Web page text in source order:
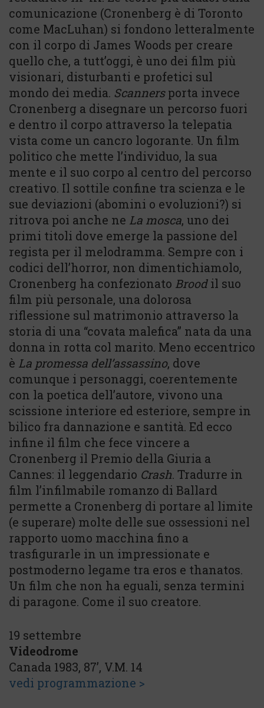
comunicazione (Cronenberg è di Toronto
come MacLuhan) si fondono letteralmente
con il corpo di James Woods per creare
quello che, a tutt’oggi, è uno dei film più
visionari, disturbanti e profetici sul
mondo dei media. Scannersporta invece
Cronenberg a disegnare un percorso fuori
e dentro il corpo attraverso la telepatia
vista come un cancro logorante. Un film
politico che mette l’individuo, la sua
mente e il suo corpo al centro del percorso
creativo. Il sottile confine tra scienza e le
sue deviazioni (abomini o evoluzioni?) si
ritrova poi anche ne La mosca, uno dei
primi titoli dove emerge la passione del
regista per il melodramma. Sempre con i
codici dell’horror, non dimentichiamolo,
Cronenberg ha confezionato Broodil suo
film più personale, una dolorosa
riflessione sul matrimonio attraverso la
storia di una “covata malefica” nata da una
donna in rotta col marito. Meno eccentrico
è La promessa dell’assassino, dove
comunque i personaggi, coerentemente
con la poetica dell’autore, vivono una
scissione interiore ed esteriore, sempre in
bilico fra dannazione e santità. Ed ecco
infine il film che fece vincere a
Cronenberg il Premio della Giuria a
Cannes: il leggendario Crash. Tradurre in
film l’infilmabile romanzo di Ballard
permette a Cronenberg di portare al limite
(e superare) molte delle sue ossessioni nel
rapporto uomo macchina fino a
trasfigurarle in un impressionate e
postmoderno legame tra eros e thanatos.
Un film che non ha eguali, senza termini
di paragone. Come il suo creatore.
19 settembre
Videodrome
Canada 1983, 87’, V.M. 14
vedi programmazione >